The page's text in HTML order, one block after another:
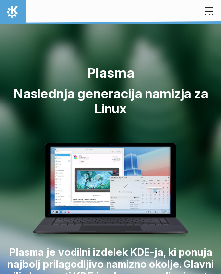
Preskoči na vsebino
Domov
Plasma
Naslednja generacija namizja za
Linux
Plasma je vodilni izdelek KDE-ja, ki ponuja
najbolj prilagodljivo namizno okolje. Glavni